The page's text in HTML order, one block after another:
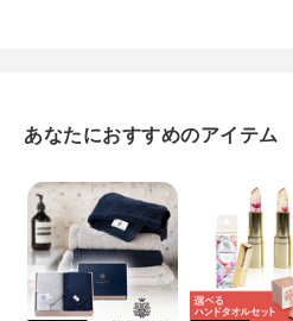
あなたにおすすめのアイテム